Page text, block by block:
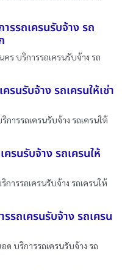
รรถเครนรับจ้าง รถ
คร บริการรถเครนรับจ้าง รถ
รนรับจ้าง รถเครนให้เช่า
การรถเครนรับจ้าง รถเครนให้
รนรับจ้าง รถเครนให้
การรถเครนรับจ้าง รถเครนให้
รถเครนรับจ้าง รถเครน
ด บริการรถเครนรับจ้าง รถ